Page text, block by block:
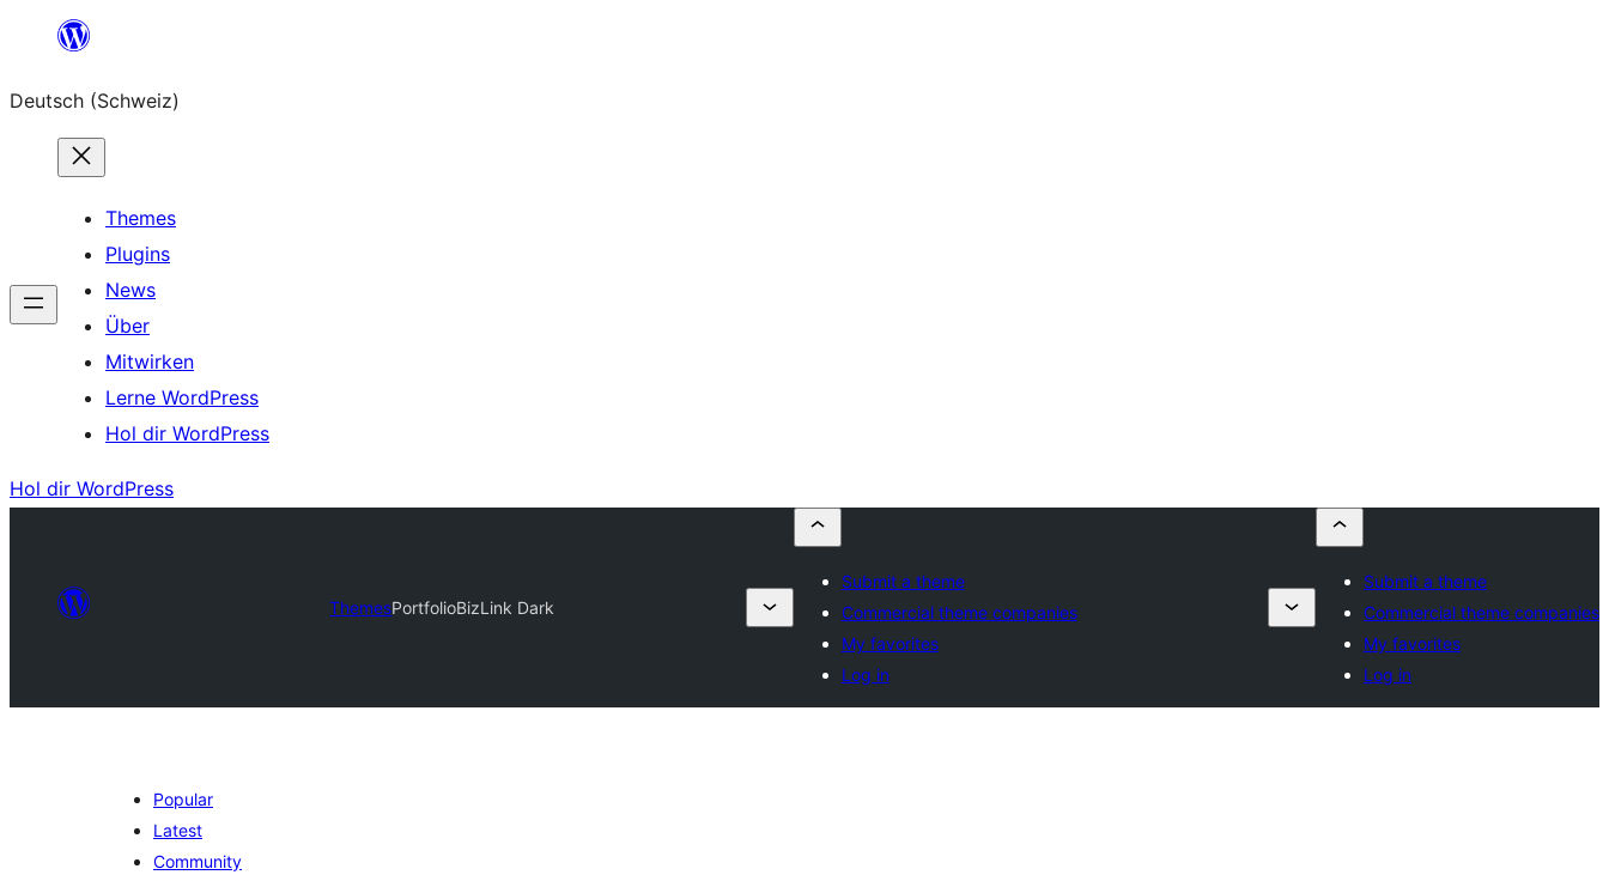
springen
Deutsch (Schweiz)
Themes
Plugins
News
Über
Mitwirken
Lerne WordPress
Hol dir WordPress
Hol dir WordPress
ThemesPortfolioBizLink Dark
Submit a theme
Commercial theme companies
My favorites
Log in
Submit a theme
Commercial theme companies
My favorites
Log in
Popular
Latest
Community